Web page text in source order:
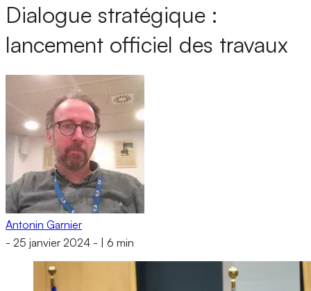
Dialogue stratégique :
lancement officiel des travaux
Antonin Garnier
- 25 janvier 2024 - 6 min